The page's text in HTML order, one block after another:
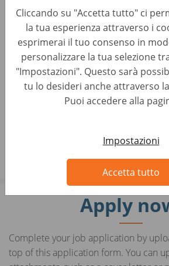
Cliccando su "Accetta tutto" ci
la tua esperienza attraverso i
esprimerai il tuo consenso in
personalizzare la tua selezione
"Impostazioni". Questo sarà
tu lo desideri anche attraverso
Puoi accedere alla
Impostazioni
Accetta tutto
Se pensi di essere la persona giusta
rispondendo a questo annuncio o
whatsapp
Il presente annuncio è rivolto ad
delle leggi 903/77 e 125/91, e a
tutte le nazionalità, ai sensi dei
Apply
Complete your job application by
top of this application form. You can